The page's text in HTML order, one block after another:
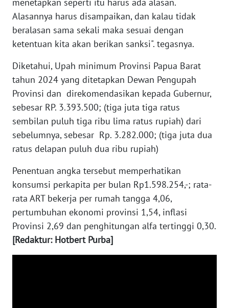
Alasannya harus disampaikan, dan kalau tidak
beralasan sama sekali maka sesuai dengan
ketentuan kita akan berikan sanksi". tegasnya.
Diketahui, Upah minimum Provinsi Papua Barat
tahun 2024 yang ditetapkan Dewan Pengupah
Provinsi dan direkomendasikan kepada Gubernur,
sebesar RP. 3.393.500; (tiga juta tiga ratus
sembilan puluh tiga ribu lima ratus rupiah) dari
sebelumnya, sebesar Rp. 3.282.000; (tiga juta dua
ratus delapan puluh dua ribu rupiah)
Penentuan angka tersebut memperhatikan
konsumsi perkapita per bulan Rp1.598.254,-; rata-
rata ART bekerja per rumah tangga 4,06,
pertumbuhan ekonomi provinsi 1,54, inflasi
Provinsi 2,69 dan penghitungan alfa tertinggi 0,30.
[Redaktur: Hotbert Purba]
WN
WN
SULBAR
BABEL
WN
SUMBAR
SUMSEL
WN
BENGKULU
WN